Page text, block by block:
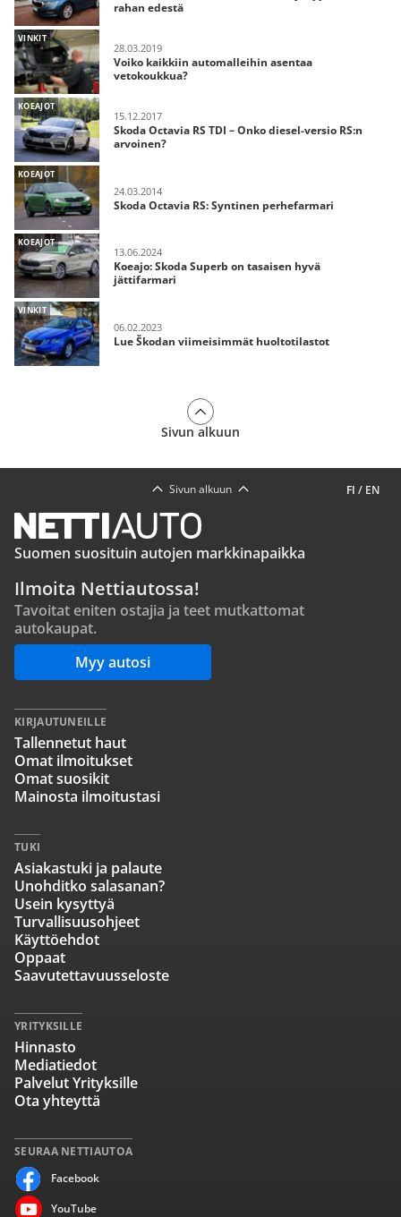
rahan edestä
VINKIT
28.03.2019
Voiko kaikkiin automalleihin asentaa
vetokoukkua?
KOEAJOT
15.12.2017
Skoda Octavia RS TDI – Onko diesel-versio RS:n
arvoinen?
KOEAJOT
24.03.2014
Skoda Octavia RS: Syntinen perhefarmari
KOEAJOT
13.06.2024
Koeajo: Skoda Superb on tasaisen hyvä
jättifarmari
VINKIT
06.02.2023
Lue Škodan viimeisimmät huoltotilastot
Sivun alkuun
FI / EN
Sivun alkuun
Suomen suosituin autojen markkinapaikka
Ilmoita Nettiautossa!
Tavoitat eniten ostajia ja teet mutkattomat
autokaupat.
Myy autosi
SEURAA NETTIAUTOA
Facebook
YouTube
KIRJAUTUNEILLE
Tallennetut haut
Omat ilmoitukset
Omat suosikit
Mainosta ilmoitustasi
TUKI
Asiakastuki ja palaute
Unohditko salasanan?
Usein kysyttyä
Turvallisuusohjeet
Käyttöehdot
Oppaat
Saavutettavuusseloste
YRITYKSILLE
Hinnasto
Mediatiedot
Palvelut Yrityksille
Ota yhteyttä